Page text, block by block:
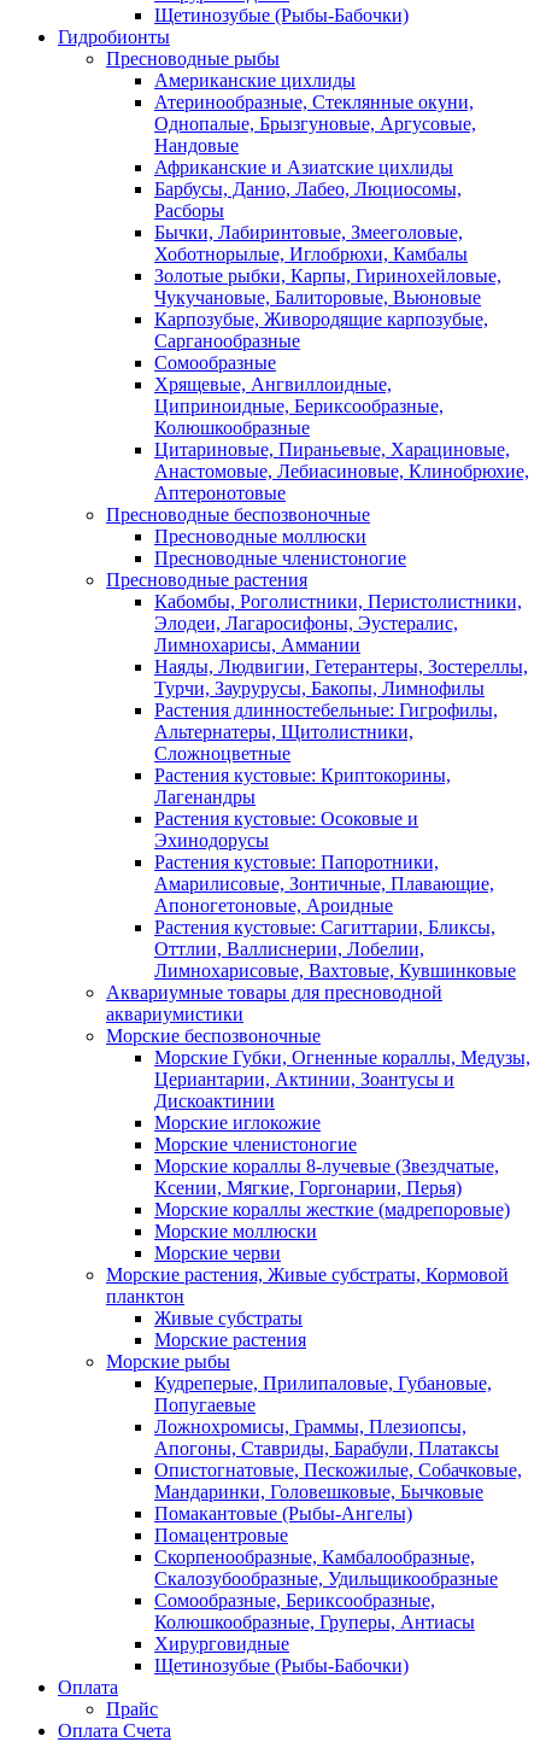
Щетинозубые (Рыбы-Бабочки)
Гидробионты
Пресноводные рыбы
Американские цихлиды
Атеринообразные, Стеклянные окуни,
Однопалые, Брызгуновые, Аргусовые,
Нандовые
Африканские и Азиатские цихлиды
Барбусы, Данио, Лабео, Люциосомы,
Расборы
Бычки, Лабиринтовые, Змееголовые,
Хоботнорылые, Иглобрюхи, Камбалы
Золотые рыбки, Карпы, Гиринохейловые,
Чукучановые, Балиторовые, Вьюновые
Карпозубые, Живородящие карпозубые,
Сарганообразные
Сомообразные
Хрящевые, Ангвиллоидные,
Циприноидные, Бериксообразные,
Колюшкообразные
Цитариновые, Пираньевые, Харациновые,
Анастомовые, Лебиасиновые, Клинобрюхие,
Аптеронотовые
Пресноводные беспозвоночные
Пресноводные моллюски
Пресноводные членистоногие
Пресноводные растения
Кабомбы, Роголистники, Перистолистники,
Элодеи, Лагаросифоны, Эустералис,
Лимнохарисы, Аммании
Наяды, Людвигии, Гетерантеры, Зостереллы,
Турчи, Заурурусы, Бакопы, Лимнофилы
Растения длинностебельные: Гигрофилы,
Альтернатеры, Щитолистники,
Сложноцветные
Растения кустовые: Криптокорины,
Лагенандры
Растения кустовые: Осоковые и
Эхинодорусы
Растения кустовые: Папоротники,
Амарилисовые, Зонтичные, Плавающие,
Апоногетоновые, Ароидные
Растения кустовые: Сагиттарии, Бликсы,
Оттлии, Валлиснерии, Лобелии,
Лимнохарисовые, Вахтовые, Кувшинковые
Аквариумные товары для пресноводной
аквариумистики
Морские беспозвоночные
Морские Губки, Огненные кораллы, Медузы,
Цериантарии, Актинии, Зоантусы и
Дискоактинии
Морские иглокожие
Морские членистоногие
Морские кораллы 8-лучевые (Звездчатые,
Ксении, Мягкие, Горгонарии, Перья)
Морские кораллы жесткие (мадрепоровые)
Морские моллюски
Морские черви
Морские растения, Живые субстраты, Кормовой
планктон
Живые субстраты
Морские растения
Морские рыбы
Кудреперые, Прилипаловые, Губановые,
Попугаевые
Ложнохромисы, Граммы, Плезиопсы,
Апогоны, Ставриды, Барабули, Платаксы
Опистогнатовые, Пескожилые, Собачковые,
Мандаринки, Головешковые, Бычковые
Помакантовые (Рыбы-Ангелы)
Помацентровые
Скорпенообразные, Камбалообразные,
Скалозубообразные, Удильщикообразные
Сомообразные, Бериксообразные,
Колюшкообразные, Груперы, Антиасы
Хирурговидные
Щетинозубые (Рыбы-Бабочки)
Оплата
Прайс
Оплата Счета